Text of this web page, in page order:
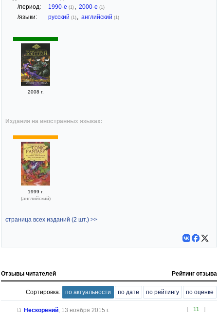
/период: 1990-е (1) , 2000-е (1)
/языки: русский (1) , английский (1)
2008 г.
Издания на иностранных языках:
1999 г.
(английский)
страница всех изданий (2 шт.) >>
Отзывы читателей Рейтинг отзыва
Сортировка: по актуальности по дате по рейтингу по оценке
[ 11 ]
Нескорений, 13 ноября 2015 г.